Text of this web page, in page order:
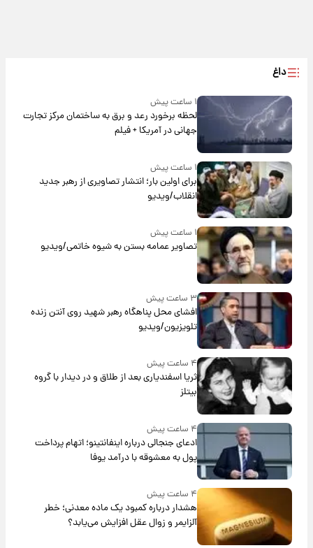
داغ
۱ ساعت پیش
لحظه برخورد رعد و برق به ساختمان مرکز تجارت
جهانی در آمریکا + فیلم
۱ ساعت پیش
برای اولین بار؛ انتشار تصاویری از رهبر جدید
انقلاب/ویدیو
۱ ساعت پیش
تصاویر عمامه بستن به شیوه خاتمی/ویدیو
۳ ساعت پیش
افشای محل پناهگاه‌ رهبر شهید روی آنتن زنده
تلویزیون/ویدیو
۴ ساعت پیش
ثریا اسفندیاری بعد از طلاق و در دیدار با گروه
بیتلز
۴ ساعت پیش
ادعای جنجالی درباره اینفانتینو؛ اتهام پرداخت
پول به معشوقه با درآمد یوفا
۴ ساعت پیش
هشدار درباره کمبود یک ماده معدنی؛ خطر
آلزایمر و زوال عقل افزایش می‌یابد؟